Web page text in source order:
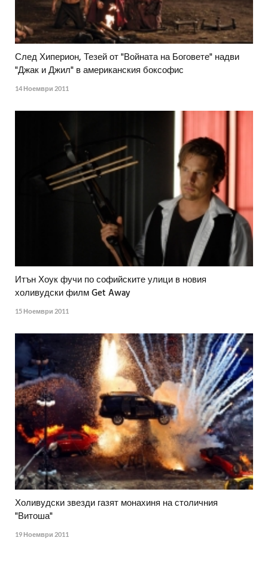
След Хиперион, Тезей от "Войната на Боговете" надви
"Джак и Джил" в американския боксофис
14 Ноември 2011
Итън Хоук фучи по софийските улици в новия
холивудски филм Get Away
15 Ноември 2011
Холивудски звезди газят монахиня на столичния
"Витоша"
19 Ноември 2011